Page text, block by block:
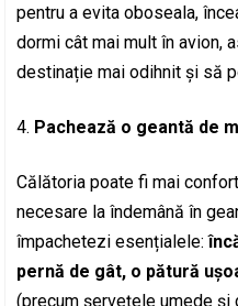
pentru a evita oboseala,
dormi cât mai mult în avion,
destinație mai odihnit și să
Pachează o geantă de
Călătoria poate fi mai
necesare la îndemână în
împachetezi esențialele:
pernă de gât, o pătură
(precum șervețele umede